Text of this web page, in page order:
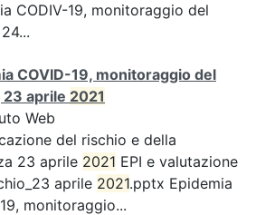
CODIV-19, monitoraggio del
COVID-19, monitoraggio del
23 aprile 2021
Web
del rischio e della
23 aprile 2021 EPI e valutazione
aprile 2021.pptx Epidemia
monitoraggio...